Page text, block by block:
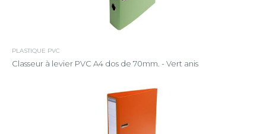
PLASTIQUE PVC
Classeur à levier PVC A4 dos de 70mm. - Vert anis